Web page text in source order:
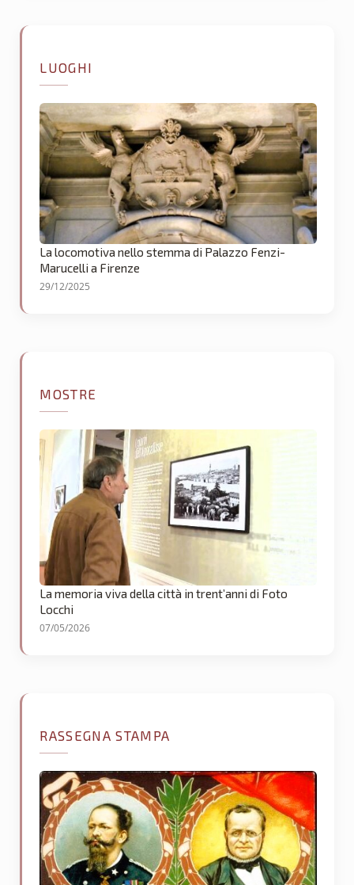
LUOGHI
La locomotiva nello stemma di Palazzo Fenzi-
Marucelli a Firenze
29/12/2025
MOSTRE
La memoria viva della città in trent’anni di Foto
Locchi
07/05/2026
RASSEGNA STAMPA